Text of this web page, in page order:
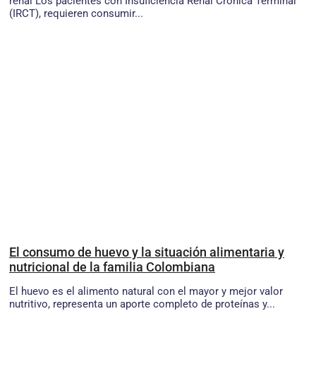
(IRCT), requieren consumir...
El consumo de huevo y la situación alimentaria y
nutricional de la familia Colombiana
El huevo es el alimento natural con el mayor y mejor valor
nutritivo, representa un aporte completo de proteínas y...